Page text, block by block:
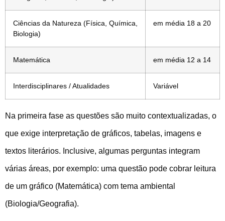
Ciências da Natureza (Física, Química,
Biologia)
em média 18 a 20
Matemática em média 12 a 14
Interdisciplinares / Atualidades Variável
Na primeira fase as questões são muito contextualizadas, o
que exige interpretação de gráficos, tabelas, imagens e
textos literários. Inclusive, algumas perguntas integram
várias áreas, por exemplo: uma questão pode cobrar leitura
de um gráfico (Matemática) com tema ambiental
(Biologia/Geografia).